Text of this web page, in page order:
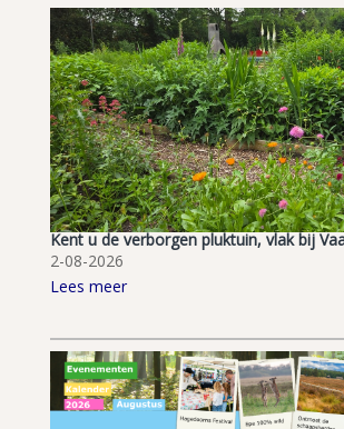
Kent u de verborgen pluktuin, vlak bij
2-08-2026
Lees meer